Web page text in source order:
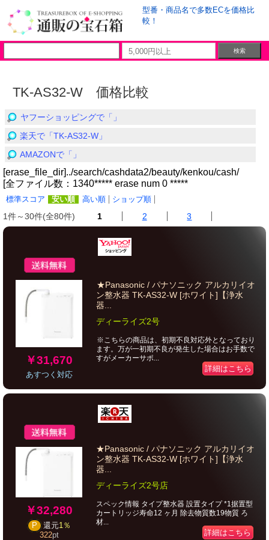
型番・商品名で多数ECを価格比
較！
TK-AS32-W 価格比較
ヤフーショッピングで「」
楽天で「TK-AS32-W」
AMAZONで「」
[erase_file_dir]../search/cashdata2/beauty/kenkou/cash/
[全ファイル数：1340***** erase num 0 *****
標準スコア 安い順 高い順 ショップ順
1件～30件(全80件) 1 2 3
￥31,670
あすつく対応
★Panasonic / パナソニック アルカリイオ
ン整水器 TK-AS32-W [ホワイト]【浄水
器...
ディーライズ2号
※こちらの商品は、初期不良対応外となっており
ます。万が一初期不良が発生した場合はお手数で
すがメーカーサポ...
詳細はこちら
￥32,280
P 還元1％
322pt
★Panasonic / パナソニック アルカリイオ
ン整水器 TK-AS32-W [ホワイト]【浄水
器...
ディーライズ2号店
スペック情報 タイプ整水器 設置タイプ *1据置型
カートリッジ寿命12 ヶ月 除去物質数19物質 ろ
材...
詳細はこちら